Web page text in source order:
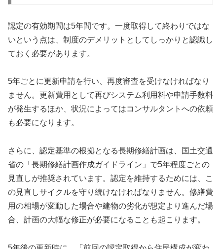
認定の有効期間は5年間です。一度取得して終わりではな
いという点は、制度のデメリットとしてしっかりと認識し
ておく必要があります。
5年ごとに更新申請を行い、再度審査を受けなければなり
ません。更新費用として再びシステム利用料や申請手数料
が発生するほか、状況によってはコンサルタントへの依頼
も必要になります。
さらに、認定基準の根拠となる長期修繕計画は、国土交通
省の「長期修繕計画作成ガイドライン」で5年程度ごとの
見直しが推奨されています。認定を維持するためには、こ
の見直しサイクルを守り続けなければなりません。修繕費
用の相場が変動した場合や建物の劣化が想定より進んだ場
合、計画の大幅な修正が必要になることも起こります。